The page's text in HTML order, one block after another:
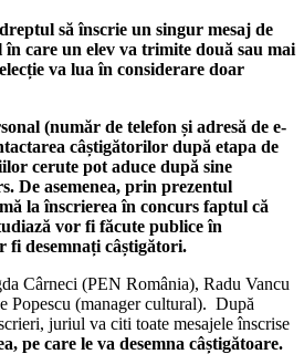
să înscrie un singur mesaj de
care un elev va trimite două sau mai
va lua în considerare doar
(număr de telefon și adresă de e-
câștigătorilor după etapa de
cerute pot aduce după sine
De asemenea, prin prezentul
la înscrierea în concurs faptul că
vor fi făcute publice în
fi desemnați câștigători.
Cârneci (PEN România), Radu Vancu
Popescu (manager cultural). După
juriul va citi toate mesajele înscrise
pe care le va desemna câștigătoare.